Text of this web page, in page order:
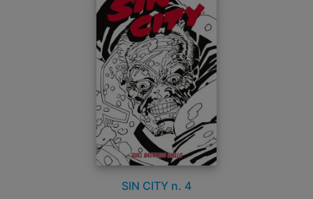
SIN CITY n. 4